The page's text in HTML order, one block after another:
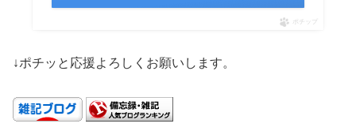
ポチップ
↓ポチッと応援よろしくお願いします。